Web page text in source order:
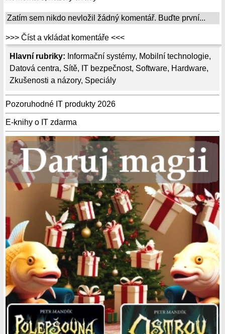
Hlavní rubriky: Informační systémy, Mobilní technologie,
Datová centra, Sítě, IT bezpečnost, Software, Hardware,
Zkušenosti a názory, Speciály
Pozoruhodné IT produkty 2026
E-knihy o IT zdarma
Zatím sem nikdo nevložil žádný komentář. Buďte první...
>>> Číst a vkládat komentáře <<<